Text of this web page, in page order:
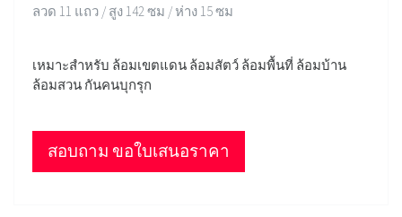
ลวด 11 แถว / สูง 142 ซม / ห่าง 15 ซม
เหมาะสำหรับ ล้อมเขตแดน ล้อมสัตว์ ล้อมพื้นที่ ล้อมบ้าน
ล้อมสวน กันคนบุกรุก
สอบถาม ขอใบเสนอราคา